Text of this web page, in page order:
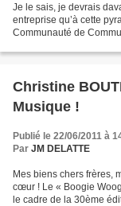
Je le sais, je devrais
entreprise qu’à cette
Communauté de
Christine
Musique !
Publié le 22/06/2011 à
Par JM DELATTE
Mes biens chers frères,
cœur ! Le « Boogie
le cadre de la 30ème